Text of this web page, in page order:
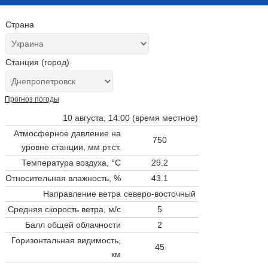
Страна
Станция (город)
Прогноз погоды
10 августа, 14:00 (время местное)
Атмосферное давление на
уровне станции, мм рт.ст.
750
Температура воздуха, °C
29.2
Относительная влажность, %
43.1
Направление ветра северо-восточный
Средняя скорость ветра, м/с
5
Балл общей облачности
2
Горизонтальная видимость,
км
45